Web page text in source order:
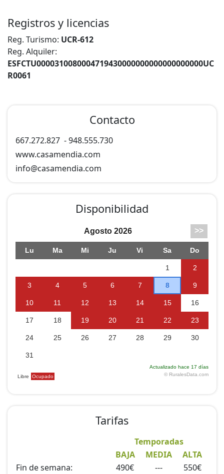
Registros y licencias
Reg. Turismo: UCR-612
Reg. Alquiler:
ESFCTU0000310080004719430000000000000000000UC
R0061
Contacto
667.272.827 -948.555.730
www.casamendia.com
info@casamendia.com
Disponibilidad
Tarifas
Temporadas
BAJA
MEDIA
ALTA
Fin de semana:
490€ ---
550€